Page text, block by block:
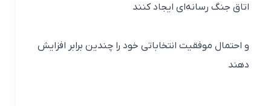
اتاق جنگ رسانه‌ای ایجاد کنند
و احتمال موفقیت انتخاباتی خود را چندین برابر افزایش
دهند